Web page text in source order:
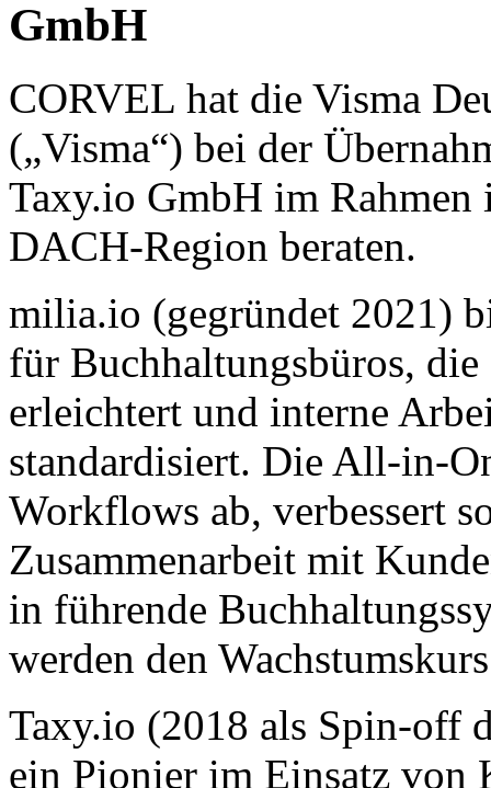
GmbH
CORVEL hat die Visma
(„Visma“) bei der
Taxy.io GmbH im
DACH-Region beraten.
milia.io (gegründet 2021)
für Buchhaltungsbüros,
erleichtert und interne
standardisiert. Die All-in-
Workflows ab, verbessert
Zusammenarbeit mit
in führende
werden den
Taxy.io (2018 als Spin-off
ein Pionier im Einsatz von